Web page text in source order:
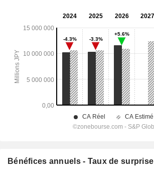
Bénéfices annuels - Taux de surprise